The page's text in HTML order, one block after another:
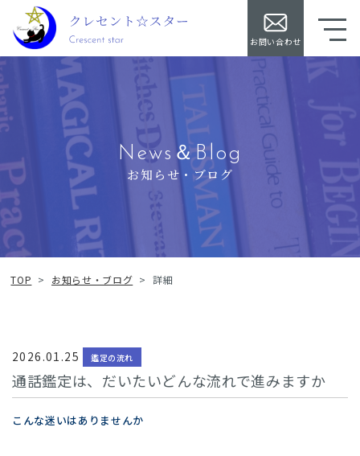
お問い合わせ
News＆Blog
お知らせ・ブログ
TOP > お知らせ・ブログ > 詳細
2026.01.25 鑑定の流れ
通話鑑定は、だいたいどんな流れで進みますか
こんな迷いはありませんか